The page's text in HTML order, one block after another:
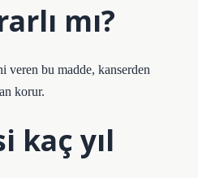
mı?
veren bu madde, kanserden
korur.
kaç yıl